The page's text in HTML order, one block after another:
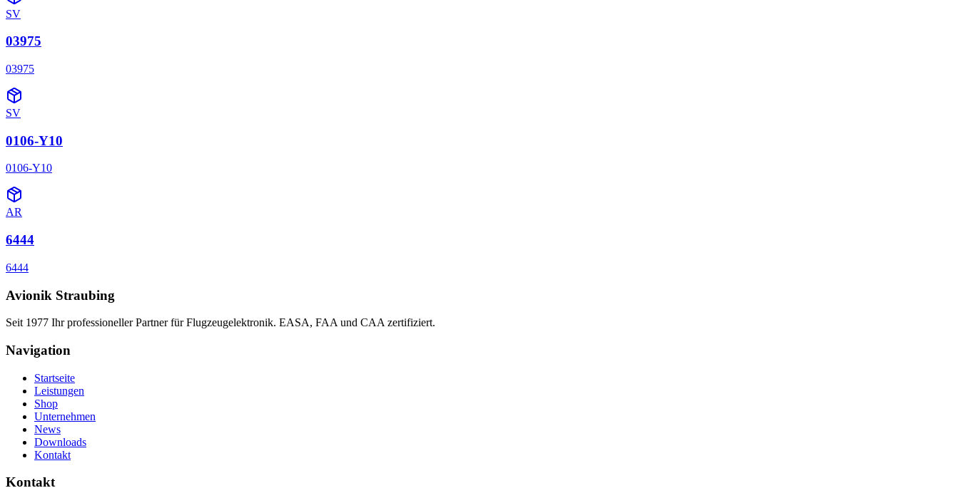
SV
03975
03975
SV
0106-Y10
0106-Y10
AR
6444
6444
Avionik Straubing
Seit 1977 Ihr professioneller Partner für Flugzeugelektronik. EASA, FAA und CAA zertifiziert.
Navigation
Startseite
Leistungen
Shop
Unternehmen
News
Downloads
Kontakt
Kontakt